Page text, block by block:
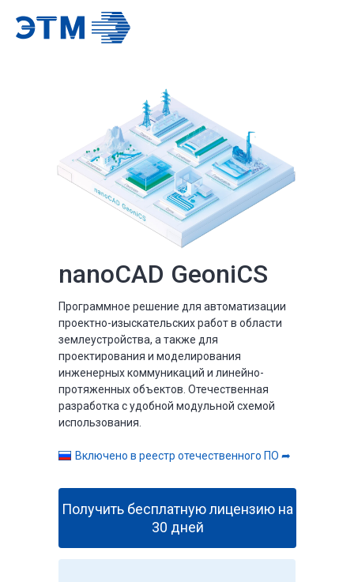
Включено в реестр отечественного ПО ➦
nanoCAD GeoniCS
Программное решение для автоматизации
проектно-изыскательских работ в области
землеустройства, а также для
проектирования и моделирования
инженерных коммуникаций и линейно-
протяженных объектов. Отечественная
разработка с удобной модульной схемой
использования.
Получить бесплатную лицензию на
30 дней